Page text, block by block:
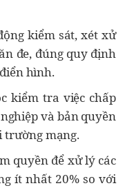
kiểm sát, xét xử
đe, đúng quy định
hình.
kiểm tra việc chấp
và bản quyền
mạng.
quyền để xử lý các
ít nhất 20% so với